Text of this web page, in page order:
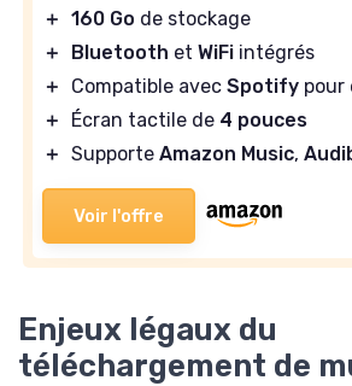
＋ 160 Go de stockage
＋
Bluetooth et WiFi intégrés
＋
Compatible avec Spotify pour
＋
Écran tactile de 4 pouces
＋ Supporte Amazon Music,
Voir l'offre
Enjeux légaux du
téléchargement de